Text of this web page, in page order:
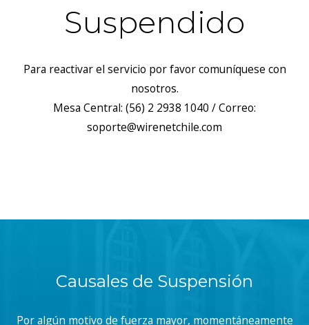
Suspendido
Para reactivar el servicio por favor comuníquese con
nosotros.
Mesa Central: (56) 2 2938 1040 / Correo:
soporte@wirenetchile.com
Causales de Suspensión
Por algún motivo de fuerza mayor, momentáneamente